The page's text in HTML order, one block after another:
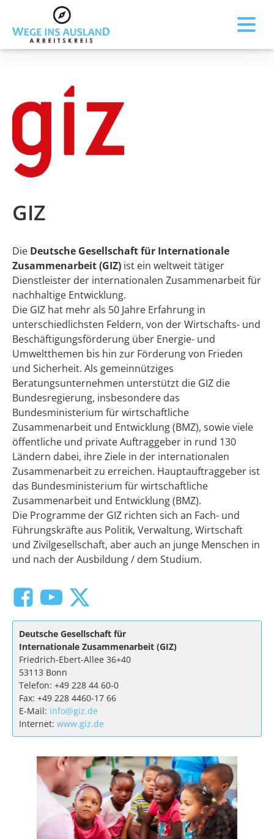
GIZ
Die Deutsche Gesellschaft für Internationale
Zusammenarbeit (GIZ) ist ein weltweit tätiger
Dienstleister der internationalen Zusammenarbeit für
nachhaltige Entwicklung.
Die GIZ hat mehr als 50 Jahre Erfahrung in
unterschiedlichsten Feldern, von der Wirtschafts- und
Beschäftigungsförderung über Energie- und
Umweltthemen bis hin zur Förderung von Frieden
und Sicherheit. Als gemeinnütziges
Beratungsunternehmen unterstützt die GIZ die
Bundesregierung, insbesondere das
Bundesministerium für wirtschaftliche
Zusammenarbeit und Entwicklung (BMZ), sowie viele
öffentliche und private Auftraggeber in rund 130
Ländern dabei, ihre Ziele in der internationalen
Zusammenarbeit zu erreichen. Hauptauftraggeber ist
das Bundesministerium für wirtschaftliche
Zusammenarbeit und Entwicklung (BMZ).
Die Programme der GIZ richten sich an Fach- und
Führungskräfte aus Politik, Verwaltung, Wirtschaft
und Zivilgesellschaft, aber auch an junge Menschen in
und nach der Ausbildung / dem Studium.
Deutsche Gesellschaft für
Internationale Zusammenarbeit (GIZ)
Friedrich-Ebert-Allee 36+40
53113 Bonn
Telefon: +49 228 44 60-0
Fax: +49 228 4460-17 66
E-Mail: info@giz.de
Internet: www.giz.de